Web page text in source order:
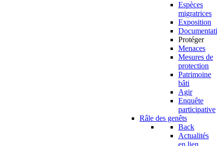
Espèces
migratrices
Exposition
Protéger
Menaces
Mesures de
protection
Patrimoine
bâti
Agir
Enquête
participative
Râle des genêts
Back
Actualités